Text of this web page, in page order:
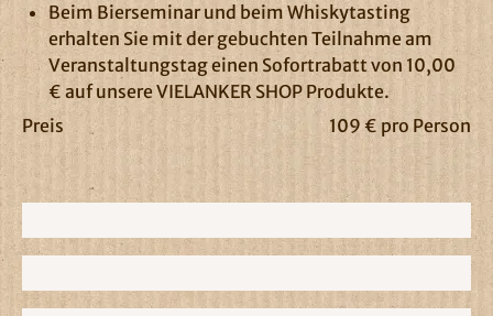
Beim Bierseminar und beim Whiskytasting
erhalten Sie mit der gebuchten Teilnahme am
Veranstaltungstag einen Sofortrabatt von 10,00
€ auf unsere VIELANKER SHOP Produkte.
Preis
109 € pro Person